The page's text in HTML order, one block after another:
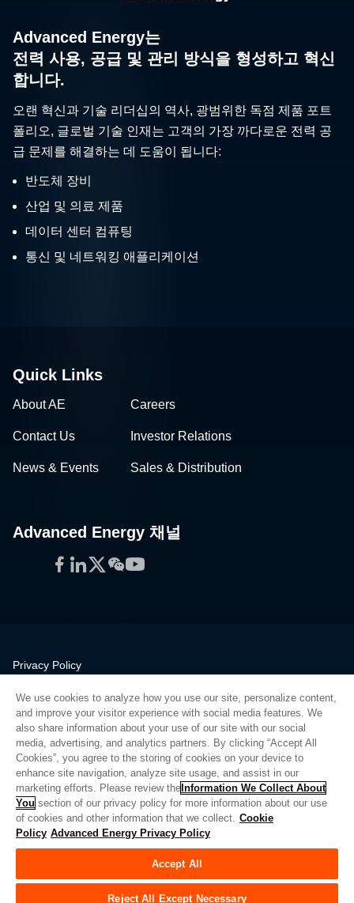
Advanced Energy는
전력 사용, 공급 및 관리 방식을 형성하고 혁신
합니다.
오랜 혁신과 기술 리더십의 역사, 광범위한 독점 제품 포트
폴리오, 글로벌 기술 인재는 고객의 가장 까다로운 전력 공
급 문제를 해결하는 데 도움이 됩니다:
반도체 장비
산업 및 의료 제품
데이터 센터 컴퓨팅
통신 및 네트워킹 애플리케이션
Quick Links
About AE Careers
Contact Us Investor Relations
News & Events Sales & Distribution
Advanced Energy 채널
Facebook
LinkedIn
Twitter
WeChat
YouTube
Privacy Policy
Quality
Sitemap
Supplier Portal
UK Modern Slavery Act
Privacy Preferences
Do Not Sell or Share My Personal Information
Limit the Use of My Sensitive Personal Information
© Copyright 2026Advanced Energy | 빌드: 39545
We use cookies to analyze how you use our site, personalize content,
and improve your visitor experience with social media features. We
also share information about your use of our site with our social
media, advertising, and analytics partners. By clicking “Accept All
Cookies”, you agree to the storing of cookies on your device to
enhance site navigation, analyze site usage, and assist in our
marketing efforts. Please review the Information We Collect About
You section of our privacy policy for more information about our use
of cookies and other information that we collect. Cookie
Policy Advanced Energy Privacy Policy
Accept All
Reject All Except Necessary